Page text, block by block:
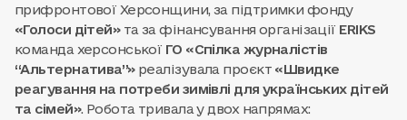
прифронтової Херсонщини, за підтримки фонду
«Голоси дітей»та за фінансування організації ERIKS
команда херсонської ГО «Спілка журналістів
“Альтернатива”»реалізувала проєкт «Швидке
реагування на потреби зимівлі для українських дітей
та сімей». Робота тривала у двох напрямах: